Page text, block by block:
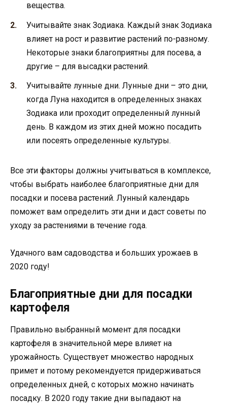
вещества.
Учитывайте знак Зодиака. Каждый знак Зодиака
влияет на рост и развитие растений по-разному.
Некоторые знаки благоприятны для посева, а
другие – для высадки растений.
Учитывайте лунные дни. Лунные дни – это дни,
когда Луна находится в определенных знаках
Зодиака или проходит определенный лунный
день. В каждом из этих дней можно посадить
или посеять определенные культуры.
Все эти факторы должны учитываться в комплексе,
чтобы выбрать наиболее благоприятные дни для
посадки и посева растений. Лунный календарь
поможет вам определить эти дни и даст советы по
уходу за растениями в течение года.
Удачного вам садоводства и больших урожаев в
2020 году!
Благоприятные дни для посадки
картофеля
Правильно выбранный момент для посадки
картофеля в значительной мере влияет на
урожайность. Существует множество народных
примет и потому рекомендуется придерживаться
определенных дней, с которых можно начинать
посадку. В 2020 году такие дни выпадают на